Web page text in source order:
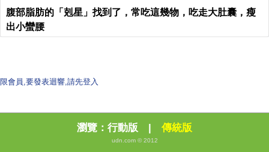
腹部脂肪的「剋星」找到了，常吃這幾物，吃走大肚囊，瘦
出小蠻腰
限會員,要發表迴響,請先登入
瀏覽： 行動版 | 傳統版
udn.com © 2012